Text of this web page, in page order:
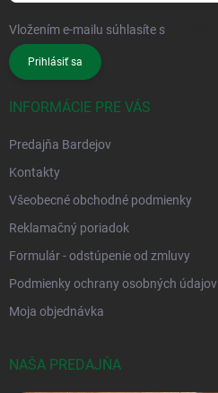
Vložením e-mailu súhlasíte s
Prihlásiť sa
INFORMÁCIE PRE VÁS
Predajňa Bardejov
Kontakty
Všeobecné obchodné podmienky
Reklamačný poriadok
Formulár - odstúpenie od zmluvy
Podmienky ochrany osobných údajov
Moja objednávka
NAŠA PREDAJŇA